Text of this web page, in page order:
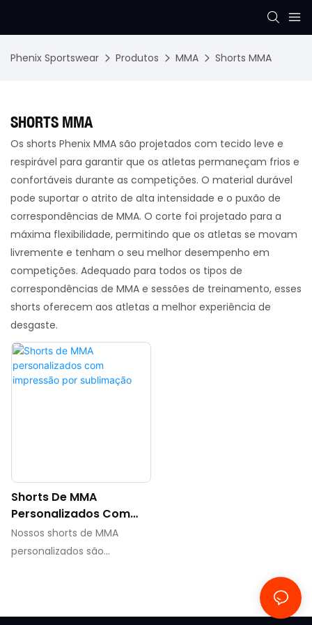
Phenix Sportswear Produtos MMA Shorts MMA
SHORTS MMA
Os shorts Phenix MMA são projetados com tecido leve e
respirável para garantir que os atletas permaneçam frios e
confortáveis ​​durante as competições. O material durável
pode suportar o atrito de alta intensidade e o puxão de
correspondências de MMA. O corte foi projetado para a
máxima flexibilidade, permitindo que os atletas se movam
livremente e tenham o seu melhor desempenho em
competições. Adequado para todos os tipos de
correspondências de MMA e sessões de treinamento, esses
shorts oferecem aos atletas a melhor experiência de
desgaste.
Shorts De MMA
Personalizados Com
Impressão Por
Sublimação
Nossos shorts de MMA
personalizados são